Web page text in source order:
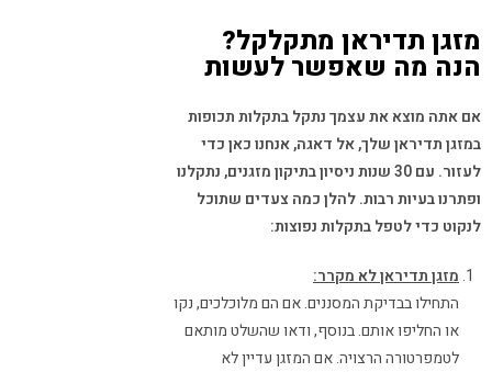
מזגן תדיראן מתקלקל?
הנה מה שאפשר לעשות
אם אתה מוצא את עצמך נתקל בתקלות תכופות
במזגן תדיראן שלך, אל דאגה, אנחנו כאן כדי
לעזור. עם 30 שנות ניסיון בתיקון מזגנים, נתקלנו
ופתרנו בעיות רבות. להלן כמה צעדים שתוכל
לנקוט כדי לטפל בתקלות נפוצות:
מזגן תדיראן לא מקרר:
התחילו בבדיקת המסננים. אם הם מלוכלכים, נקו
או החליפו אותם. בנוסף, ודאו שהשלט מותאם
לטמפרטורה הרצויה. אם המזגן עדיין לא